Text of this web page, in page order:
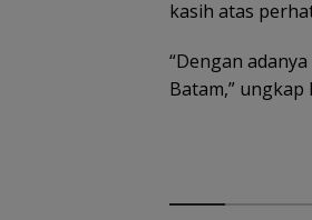
kasih atas
“Dengan
Batam,”